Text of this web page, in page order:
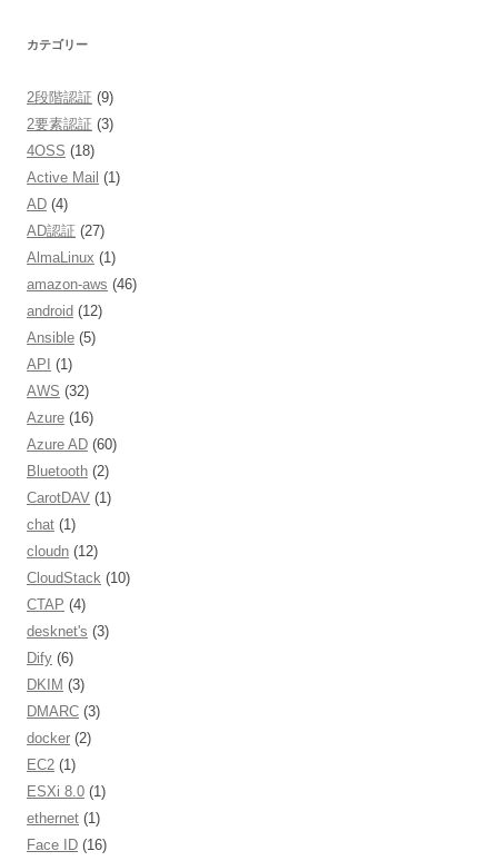
カテゴリー
2段階認証 (9)
2要素認証 (3)
4OSS (18)
Active Mail (1)
AD (4)
AD認証 (27)
AlmaLinux (1)
amazon-aws (46)
android (12)
Ansible (5)
API (1)
AWS (32)
Azure (16)
Azure AD (60)
Bluetooth (2)
CarotDAV (1)
chat (1)
cloudn (12)
CloudStack (10)
CTAP (4)
desknet's (3)
Dify (6)
DKIM (3)
DMARC (3)
docker (2)
EC2 (1)
ESXi 8.0 (1)
ethernet (1)
Face ID (16)